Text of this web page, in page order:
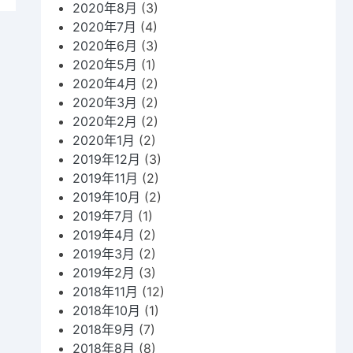
2020年8月 (3)
2020年7月 (4)
2020年6月 (3)
2020年5月 (1)
2020年4月 (2)
2020年3月 (2)
2020年2月 (2)
2020年1月 (2)
2019年12月 (3)
2019年11月 (2)
2019年10月 (2)
2019年7月 (1)
2019年4月 (2)
2019年3月 (2)
2019年2月 (3)
2018年11月 (12)
2018年10月 (1)
2018年9月 (7)
2018年8月 (8)